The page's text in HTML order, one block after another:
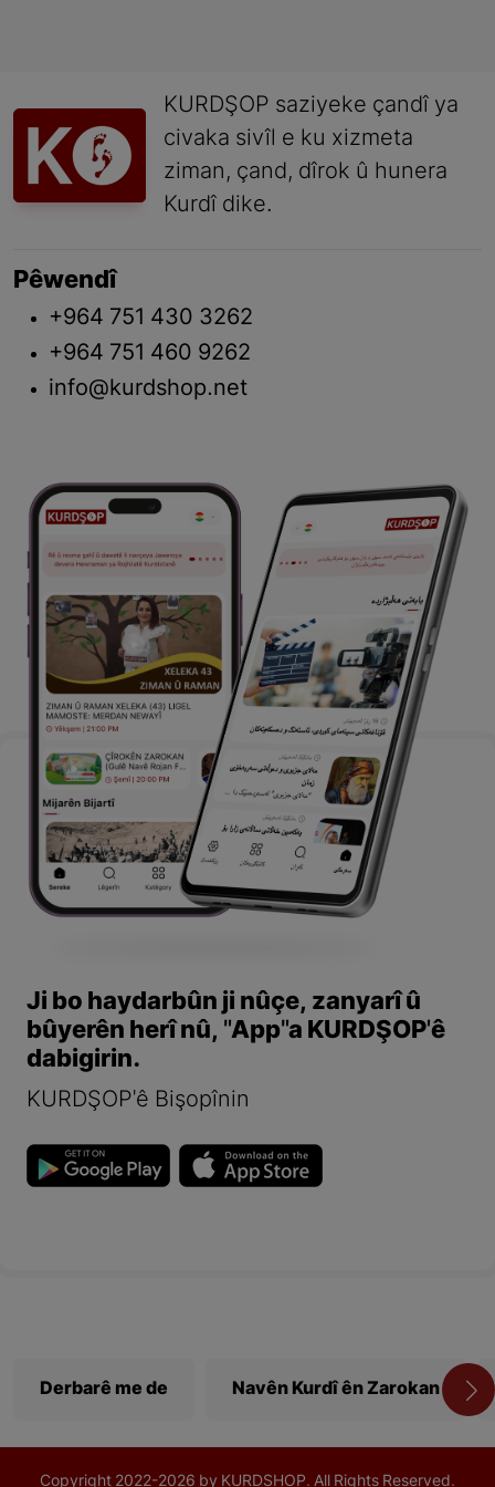
KURDŞOP saziyeke çandî ya
civaka sivîl e ku xizmeta
ziman, çand, dîrok û hunera
Kurdî dike.
Pêwendî
+964 751 430 3262
+964 751 460 9262
info@kurdshop.net
Ji bo haydarbûn ji nûçe, zanyarî û
bûyerên herî nû, "App"a KURDŞOP'ê
dabigirin.
KURDŞOP'ê Bişopînin
Derbarê me de Navên Kurdî ên Zarokan
Copyright 2022-2026 by KURDSHOP. All Rights Reserved.